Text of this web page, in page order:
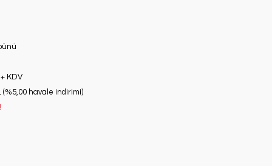
KDV
(%5,00 havale indirimi)